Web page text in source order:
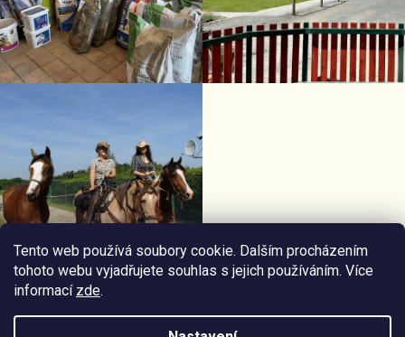
Tento web používá soubory cookie. Dalším procházením
tohoto webu vyjadřujete souhlas s jejich používáním. Více
informací zde.